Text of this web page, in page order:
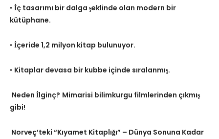
• İç tasarımı bir dalga şeklinde olan modern bir
kütüphane.
• İçeride 1,2 milyon kitap bulunuyor.
• Kitaplar devasa bir kubbe içinde sıralanmış.
Neden İlginç? Mimarisi bilimkurgu filmlerinden çıkmış
gibi!
Norveç’teki “Kıyamet Kitaplığı” – Dünya Sonuna Kadar